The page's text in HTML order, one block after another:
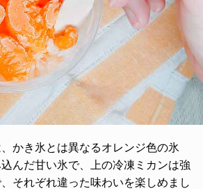
かき氷とは異なるオレンジ色の氷
んだ甘い氷で、上の冷凍ミカンは強
それぞれ違った味わいを楽しめまし